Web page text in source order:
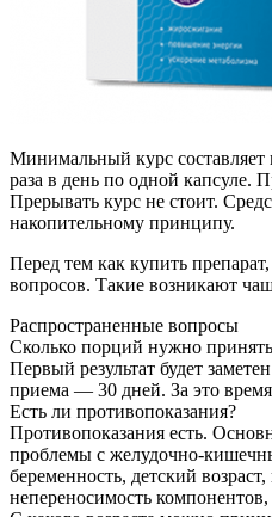
Минимальный курс
раза в день по одной капсуле.
Прерывать курс не стоит.
накопительному принципу.
Перед тем как купить
вопросов. Такие возникают
Распространенные вопросы
Сколько порций нужно
Первый результат будет
приема — 30 дней. За это
Есть ли противопоказания?
Противопоказания есть.
проблемы с желудочно-
беременность, детский
непереносимость